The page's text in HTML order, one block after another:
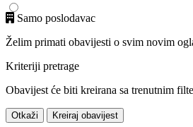
Samo poslodavac
Želim primati obavijesti o svim novim
Kriteriji pretrage
Obavijest će biti kreirana sa trenutnim
Otkaži Kreiraj obavijest